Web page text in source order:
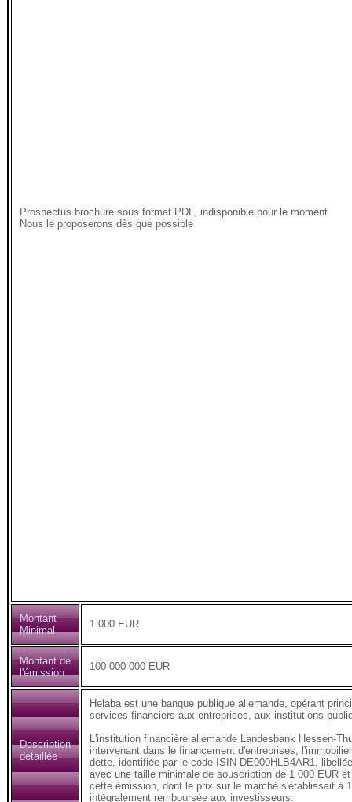
Prospectus brochure sous format PDF, indisponible pour le moment
Nous le proposerons dès que possible
Montant
Minimal
1 000 EUR
Montant de
l'émission
100 000 000 EUR
Description
détaillée
Helaba est une banque publique allemande, opérant
services financiers aux entreprises, aux institutions
L'institution financière allemande Landesbank Hessen-
intervenant dans le financement d'entreprises,
dette, identifiée par le code ISIN DE000HLB4AR1,
avec une taille minimale de souscription de 1 000 EUR
cette émission, dont le prix sur le marché s'établissait à
intégralement remboursée aux investisseurs.